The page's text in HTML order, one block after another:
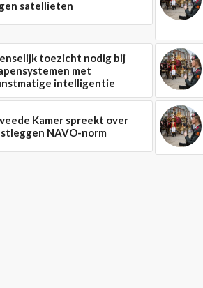
satellieten
toezicht nodig bij
met
intelligentie
Kamer spreekt over
NAVO-norm